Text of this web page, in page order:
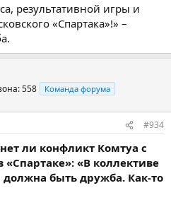
результативной игры и
«Спартака»!» –
558 Команда форума
#934
ли конфликт Комтуа с
«В коллективе
должна быть дружба. Как-то